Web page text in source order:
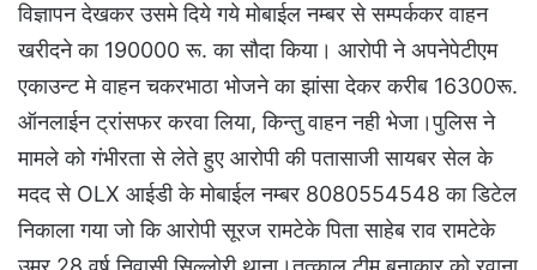
विज्ञापन देखकर उसमे दिये गये मोबाईल नम्बर से सम्पर्ककर वाहन
खरीदने का 190000 रू. का सौदा किया। आरोपी ने अपनेपेटीएम
एकाउन्ट मे वाहन चकरभाठा भोजने का झांसा देकर करीब 16300रू.
ऑनलाईन ट्रांसफर करवा लिया, किन्तु वाहन नही भेजा।पुलिस ने
मामले को गंभीरता से लेते हुए आरोपी की पतासाजी सायबर सेल के
मदद से OLX आईडी के मोबाईल नम्बर 8080554548 का डिटेल
निकाला गया जो कि आरोपी सूरज रामटेके पिता साहेब राव रामटेके